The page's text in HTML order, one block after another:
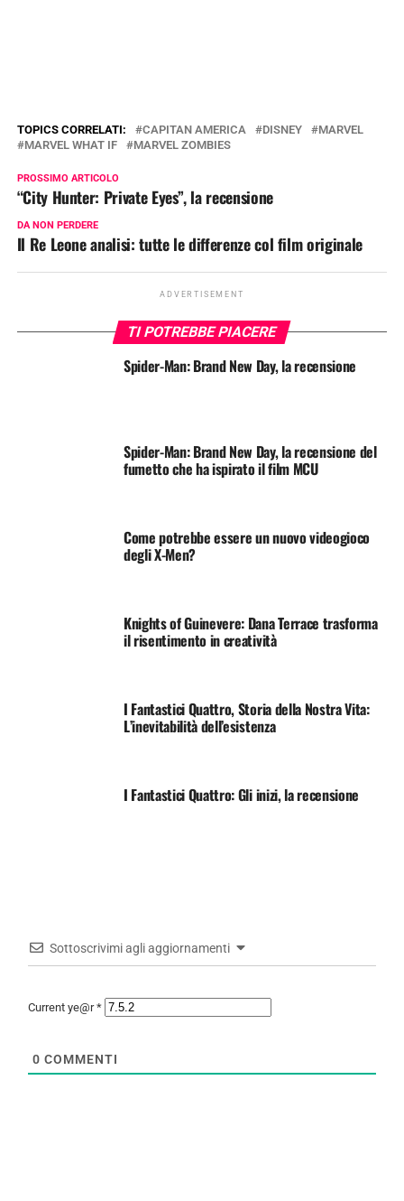
TOPICS CORRELATI: CAPITAN AMERICA DISNEY
MARVEL
MARVEL WHAT IF
MARVEL ZOMBIES
PROSSIMO ARTICOLO
“City Hunter: Private Eyes”, la recensione
DA NON PERDERE
Il Re Leone analisi: tutte le differenze col film originale
ADVERTISEMENT
TI POTREBBE PIACERE
Spider-Man: Brand New Day, la recensione
Spider-Man: Brand New Day, la recensione del
fumetto che ha ispirato il film MCU
Come potrebbe essere un nuovo videogioco
degli X-Men?
Knights of Guinevere: Dana Terrace trasforma
il risentimento in creatività
I Fantastici Quattro, Storia della Nostra Vita:
L’inevitabilità dell’esistenza
I Fantastici Quattro: Gli inizi, la recensione
Sottoscrivimi agli aggiornamenti
Current ye@r*
0 COMMENTI